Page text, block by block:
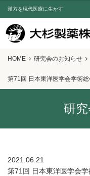
漢方を現代医療に生かす
HOME 研究会のお知らせ
第71回 日本東洋医学会学術
研
2021.06.21
第71回 日本東洋医学会